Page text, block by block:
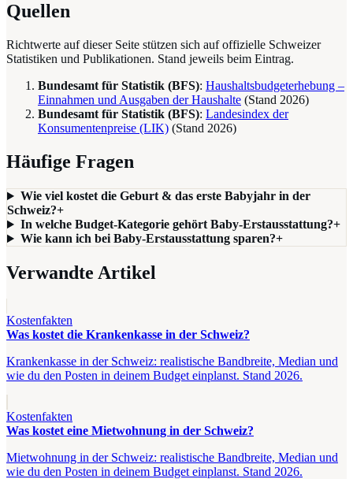
Quellen
Richtwerte auf dieser Seite stützen sich auf offizielle Schweizer
Statistiken und Publikationen. Stand jeweils beim Eintrag.
Bundesamt für Statistik (BFS): Haushaltsbudgeterhebung –
Einnahmen und Ausgaben der Haushalte (Stand 2026)
Bundesamt für Statistik (BFS): Landesindex der
Konsumentenpreise (LIK) (Stand 2026)
Häufige Fragen
Wie viel kostet die Geburt & das erste Babyjahr in der
Schweiz?+
In welche Budget-Kategorie gehört Baby-Erstausstattung?+
Wie kann ich bei Baby-Erstausstattung sparen?+
Verwandte Artikel
Kostenfakten
Was kostet die Krankenkasse in der Schweiz?
Krankenkasse in der Schweiz: realistische Bandbreite, Median und
wie du den Posten in deinem Budget einplanst. Stand 2026.
Kostenfakten
Was kostet eine Mietwohnung in der Schweiz?
Mietwohnung in der Schweiz: realistische Bandbreite, Median und
wie du den Posten in deinem Budget einplanst. Stand 2026.